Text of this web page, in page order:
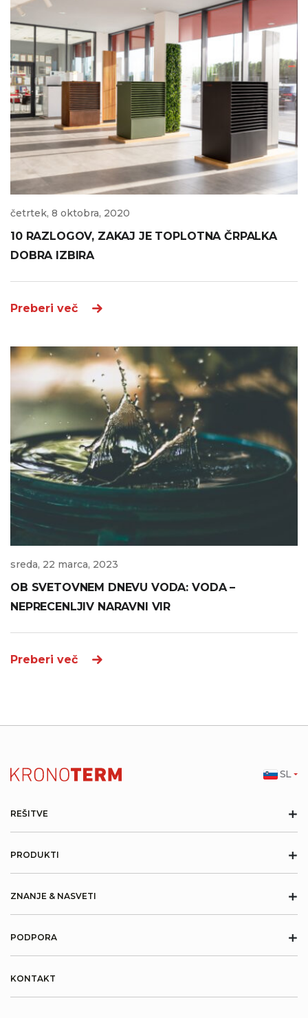
četrtek, 8 oktobra, 2020
10 RAZLOGOV, ZAKAJ JE TOPLOTNA ČRPALKA
DOBRA IZBIRA
Preberi več
sreda, 22 marca, 2023
OB SVETOVNEM DNEVU VODA: VODA –
NEPRECENLJIV NARAVNI VIR
Preberi več
REŠITVE +
PRODUKTI +
ZNANJE & NASVETI +
PODPORA +
KONTAKT
SL